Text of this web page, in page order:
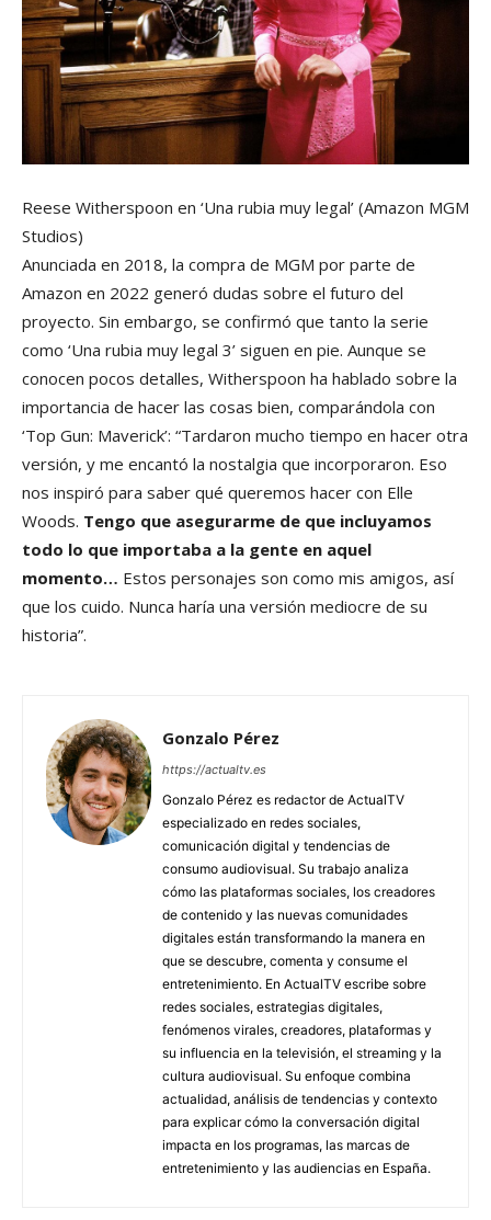
Reese Witherspoon en ‘Una rubia muy legal’ (Amazon MGM
Studios)
Anunciada en 2018, la compra de MGM por parte de
Amazon en 2022 generó dudas sobre el futuro del
proyecto. Sin embargo, se confirmó que tanto la serie
como ‘Una rubia muy legal 3’ siguen en pie. Aunque se
conocen pocos detalles, Witherspoon ha hablado sobre la
importancia de hacer las cosas bien, comparándola con
‘Top Gun: Maverick’: “Tardaron mucho tiempo en hacer otra
versión, y me encantó la nostalgia que incorporaron. Eso
nos inspiró para saber qué queremos hacer con Elle
Woods. Tengo que asegurarme de que incluyamos
todo lo que importaba a la gente en aquel
momento… Estos personajes son como mis amigos, así
que los cuido. Nunca haría una versión mediocre de su
historia”.
Gonzalo Pérez
https://actualtv.es
Gonzalo Pérez es redactor de ActualTV
especializado en redes sociales,
comunicación digital y tendencias de
consumo audiovisual. Su trabajo analiza
cómo las plataformas sociales, los creadores
de contenido y las nuevas comunidades
digitales están transformando la manera en
que se descubre, comenta y consume el
entretenimiento. En ActualTV escribe sobre
redes sociales, estrategias digitales,
fenómenos virales, creadores, plataformas y
su influencia en la televisión, el streaming y la
cultura audiovisual. Su enfoque combina
actualidad, análisis de tendencias y contexto
para explicar cómo la conversación digital
impacta en los programas, las marcas de
entretenimiento y las audiencias en España.